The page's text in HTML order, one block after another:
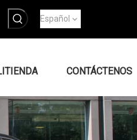
Español
CONTÁCTENOS